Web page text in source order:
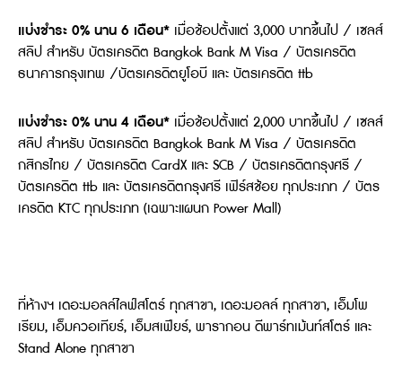
แบ่งชำระ 0% นาน 6 เดือน* เมื่อช้อปตั้งแต่ 3,000 บาทขึ้นไป / เซลส์
สลิป สำหรับ บัตรเครดิต Bangkok Bank M Visa / บัตรเครดิต
ธนาคารกรุงเทพ /บัตรเครดิตยูโอบี และ บัตรเครดิต ttb
แบ่งชำระ 0% นาน 4 เดือน* เมื่อช้อปตั้งแต่ 2,000 บาทขึ้นไป / เซลส์
สลิป สำหรับ บัตรเครดิต Bangkok Bank M Visa / บัตรเครดิต
กสิกรไทย / บัตรเครดิต CardX และ SCB / บัตรเครดิตกรุงศรี /
บัตรเครดิต ttb และ บัตรเครดิตกรุงศรี เฟิร์สช้อย ทุกประเภท / บัตร
เครดิต KTC ทุกประเภท (เฉพาะแผนก Power Mall)
ที่ห้างฯ เดอะมอลล์ไลฟ์สโตร์ ทุกสาขา, เดอะมอลล์ ทุกสาขา, เอ็มโพ
เรียม, เอ็มควอเทียร์, เอ็มสเฟียร์, พารากอน ดีพาร์ทเม้นท์สโตร์ และ
Stand Alone ทุกสาขา